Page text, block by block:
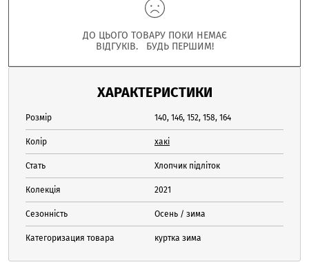
ДО ЦЬОГО ТОВАРУ ПОКИ НЕМАЄ
ВІДГУКІВ. БУДЬ ПЕРШИМ!
ХАРАКТЕРИСТИКИ
Розмір 140, 146, 152, 158, 164
Колір хакі
Стать Хлопчик підліток
Колекція 2021
Сезонність Осень / зима
Категоризация товара куртка зима